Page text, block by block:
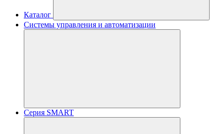
Каталог
Системы управления и автоматизации
Серия SMART